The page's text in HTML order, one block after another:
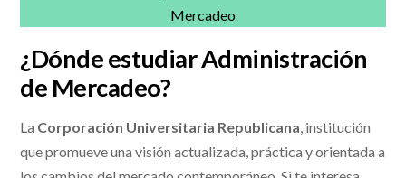
Mercadeo
¿Dónde estudiar Administración
de Mercadeo?
La Corporación Universitaria Republicana , institución
que promueve una visión actualizada, práctica y orientada a